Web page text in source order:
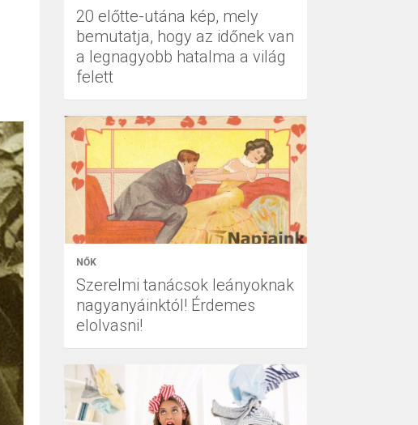
20 előtte-utána kép, mely
bemutatja, hogy az időnek van
a legnagyobb hatalma a világ
felett
NŐK
Szerelmi tanácsok leányoknak
nagyanyáinktól! Érdemes
elolvasni!